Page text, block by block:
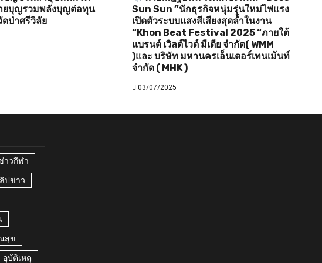
ยบุญรวมพลังบุญต่อทุน
ป่าศรีวิลัย
Sun Sun ”นักธุรกิจหนุ่มรุ่นใหม่ไฟแรง
เปิดตัวระบบแสงสีเสียงสุดล้ำในงาน
“Khon Beat Festival 2025 “ภายใต้
แบรนด์ เวิลด์ไวด์ มีเดีย จำกัด( WMM
)และ บริษัท มหานครเอ็นเตอร์เทนเม้นท์
จำกัด ( MHK )
03/07/2025
าวกีฬา
ปข่าว
สุข
อุบัติเหตุ